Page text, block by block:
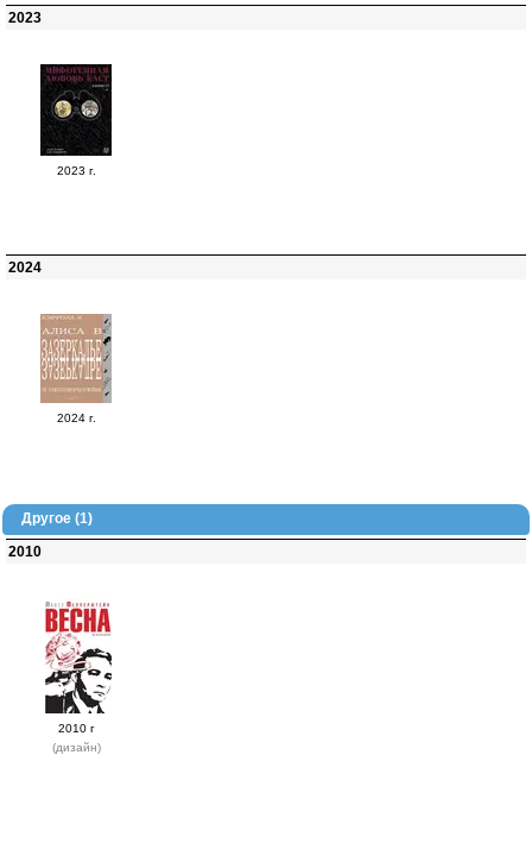
2023
2023 г.
2024
2024 г.
Другое (1)
2010
2010 г
(дизайн)